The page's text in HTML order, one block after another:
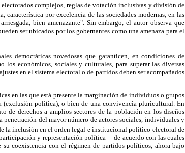
complejos, reglas de votación inclusivas y división de
característica por excelencia de las sociedades modernas, en las
bien amenazante". Sin embargo, el autor observa que
ser ubicados por los gobernantes como una amenaza para el
democráticas novedosas que garanticen, en condiciones de
económicos, sociales y culturales, para superar las diversas
en el sistema electoral o de partidos deben ser acompañados
en las que está presente la marginación de individuos o grupos
(exclusión política), o bien de una convivencia pluricultural. En
de derechos a amplios sectores de la población en los diseños
del mayor número de actores sociales, individuales y
la inclusión en el orden legal e institucional político-electoral de
y representación política —de acuerdo con las cuales
coexistencia con el régimen de partidos políticos, ahora bajo